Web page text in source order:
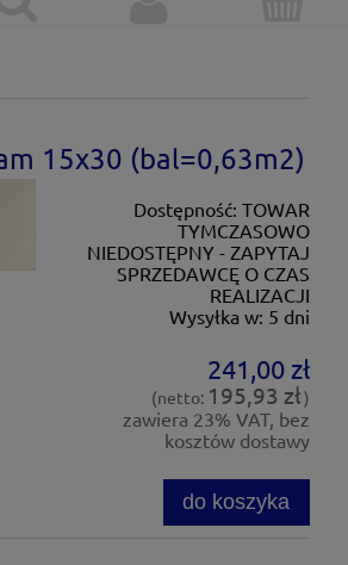
15x30 (bal=0,63m2)
Dostępność: TOWAR
TYMCZASOWO
NIEDOSTĘPNY - ZAPYTAJ
SPRZEDAWCĘ O CZAS
REALIZACJI
Wysyłka w: 5 dni
241,00 zł
(netto: 195,93 zł)
zawiera 23% VAT, bez
kosztów dostawy
do koszyka